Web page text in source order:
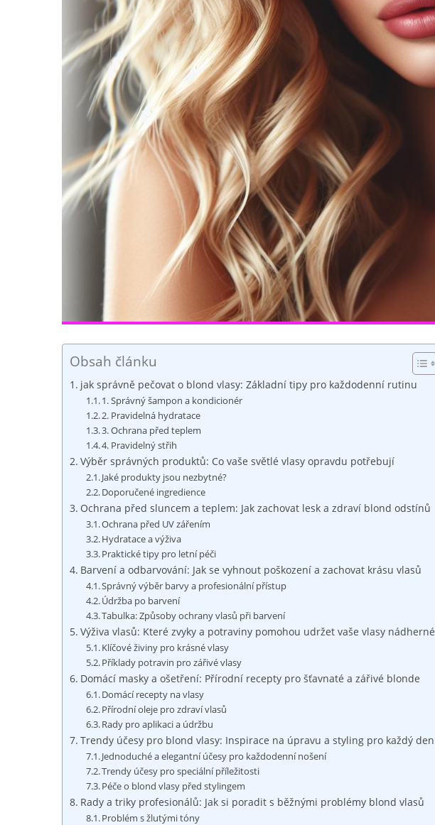
Obsah článku
jak správně pečovat o blond vlasy: Základní tipy pro každodenní rutinu
1. Správný šampon a kondicionér
2. Pravidelná hydratace
3. Ochrana před teplem
4. Pravidelný střih
Výběr správných produktů: Co vaše světlé vlasy opravdu potřebují
Jaké produkty jsou nezbytné?
Doporučené ingredience
Ochrana před sluncem a teplem: Jak zachovat lesk a zdraví blond odstínů
Ochrana před UV zářením
Hydratace a výživa
Praktické tipy pro letní péči
Barvení a odbarvování: Jak se vyhnout poškození a zachovat krásu vlasů
Správný výběr barvy a profesionální přístup
Údržba po barvení
Tabulka: Způsoby ochrany vlasů při barvení
Výživa vlasů: Které zvyky a potraviny pomohou udržet vaše vlasy nádherné
Klíčové živiny pro krásné vlasy
Příklady potravin pro zářivé vlasy
Domácí masky a ošetření: Přírodní recepty pro šťavnaté a zářivé blonde
Domácí recepty na vlasy
Přírodní oleje pro zdraví vlasů
Rady pro aplikaci a údržbu
Trendy účesy pro blond vlasy: Inspirace na úpravu a styling pro každý den
Jednoduché a elegantní účesy pro každodenní nošení
Trendy účesy pro speciální příležitosti
Péče o blond vlasy před stylingem
Rady a triky profesionálů: Jak si poradit s běžnými problémy blond vlasů
Problém s žlutými tóny